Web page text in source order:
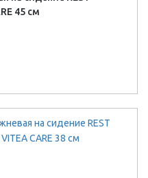
45 см